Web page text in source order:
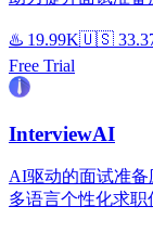
♨️ 19.99K🇺🇸
Free Trial
InterviewAI
AI驱动的面试准
多语言个性化求职